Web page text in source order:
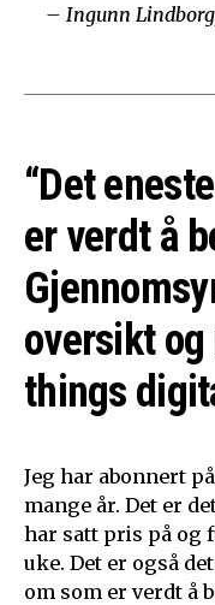
– Ingunn
“Det
er verdt å
oversikt og
things
Jeg har abonnert
mange år. Det er
har satt pris på og
uke. Det er også
om som er verdt å